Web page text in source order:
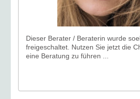
Dieser Berater / Beraterin wurde
freigeschaltet. Nutzen Sie jetzt die
eine Beratung zu führen ...